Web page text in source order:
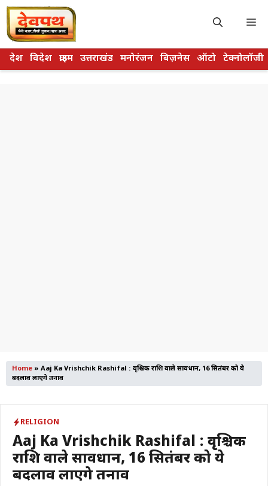
Skip
to
content
देश विदेश क्राइम उत्तराखंड मनोरंजन बिज़नेस ऑटो टेक्नोलॉजी
Home » Aaj Ka Vrishchik Rashifal : वृश्चिक राशि वाले सावधान, 16 सितंबर को ये
बदलाव लाएंगे तनाव
RELIGION
Aaj Ka Vrishchik Rashifal : वृश्चिक
राशि वाले सावधान, 16 सितंबर को ये
बदलाव लाएंगे तनाव